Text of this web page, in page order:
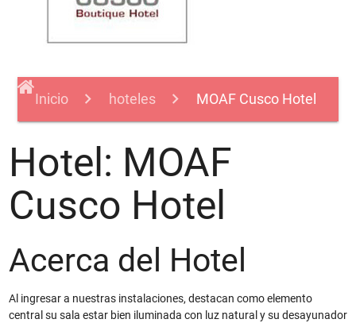
Inicio hoteles MOAF Cusco Hotel
Hotel: MOAF
Cusco Hotel
Acerca del Hotel
Al ingresar a nuestras instalaciones, destacan como elemento
central su sala estar bien iluminada con luz natural y su desayunador